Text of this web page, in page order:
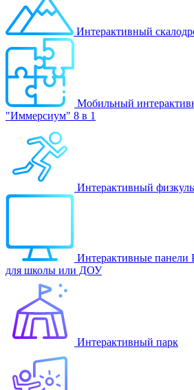
Интерактивный
Мобильный
"Иммерсиум" 8 в 1
Интерактивный
Интерактивные панели
для школы или ДОУ
Интерактивный парк